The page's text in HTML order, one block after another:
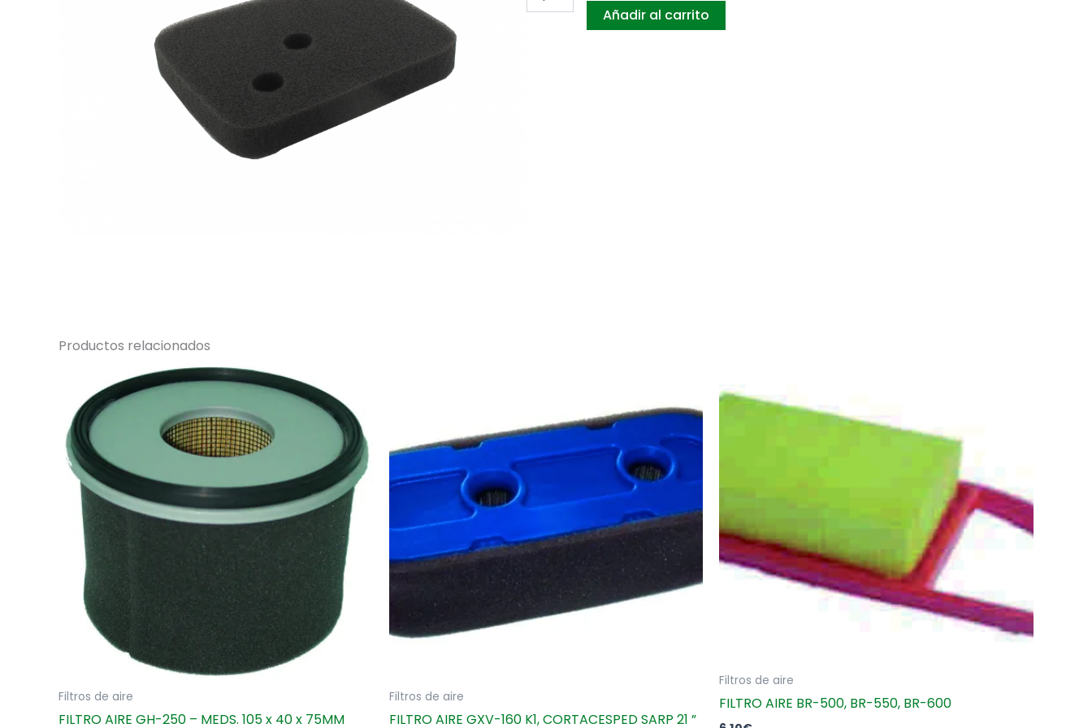
122HD,122-
HD,SUPERLITE
Añadir al carrito
Productos relacionados
Filtros de aire
FILTRO AIRE GH-250 – MEDS. 105 x 40 x 75MM
Filtros de aire
FILTRO AIRE GXV-160 K1, CORTACESPED SARP 21 ”
Filtros de aire
FILTRO AIRE BR-500, BR-550, BR-600